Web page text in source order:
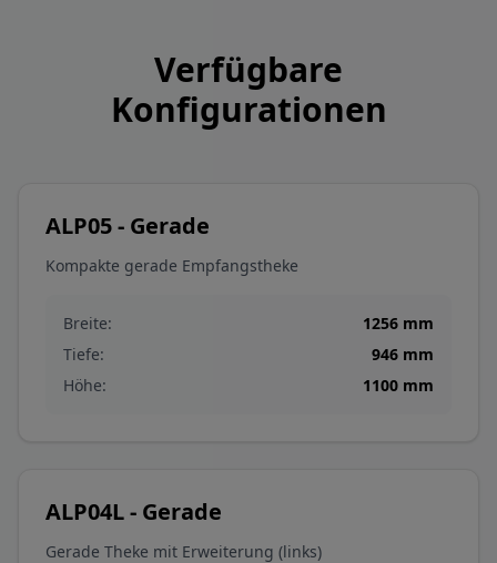
Verfügbare
Konfigurationen
ALP05 - Gerade
Kompakte gerade Empfangstheke
Breite: 1256 mm
Tiefe:
946 mm
Höhe:
1100 mm
ALP04L - Gerade
Gerade Theke mit Erweiterung (links)